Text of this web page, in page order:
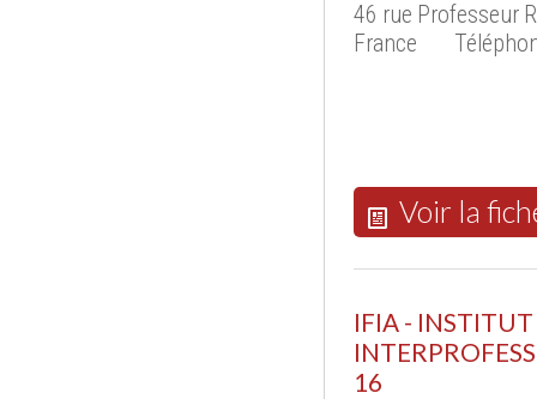
46 rue Professeur
France
Voir la
IFIA -
16